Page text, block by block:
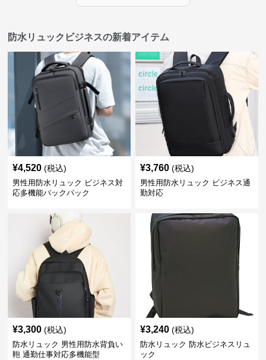
防水リュックビジネスの新着アイテム
¥4,520 (税込)
男性用防水リュック ビジネス対
応多機能バックパック
¥3,760 (税込)
男性用防水リュック ビジネス通
勤対応
¥3,300 (税込)
防水リュック 男性用防水背負い
鞄 通勤仕事対応多機能型
¥3,240 (税込)
防水リュック 防水ビジネスリュ
ック